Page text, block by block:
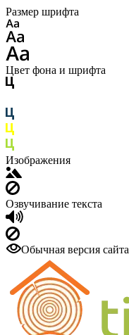
Размер шрифта
Цвет фона и шрифта
Изображения
Озвучивание текста
Обычная версия сайта